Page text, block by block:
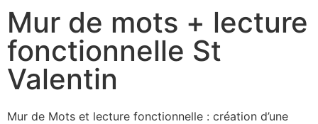
Mur de mots + lecture
fonctionnelle St
Valentin
Mur de Mots et lecture fonctionnelle : création d’une